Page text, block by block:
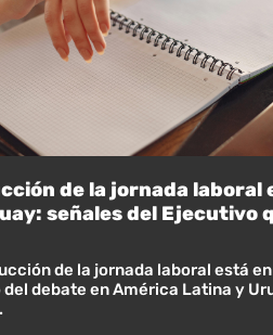
de la jornada laboral
señales del Ejecutivo
de la jornada laboral está
debate en América Latina y